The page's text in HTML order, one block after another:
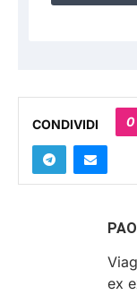
CONDIVIDI 0
ex